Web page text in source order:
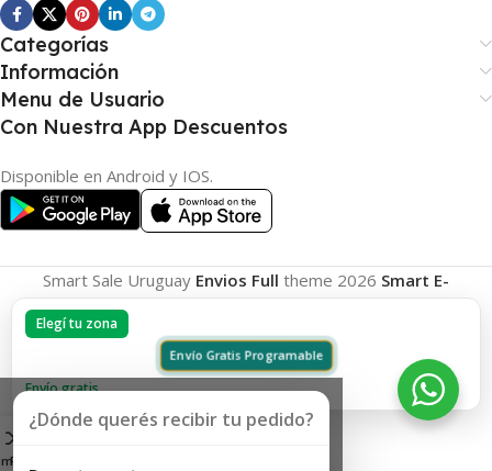
Elegí tu zona
Envío Gratis Programable
Envío gratis
Categorías
Información
Menu de Usuario
Con Nuestra App Descuentos
Disponible en Android y IOS.
Smart Sale Uruguay Envios Full theme 2026 Smart E-
Favoritos
¿Dónde querés recibir tu pedido?